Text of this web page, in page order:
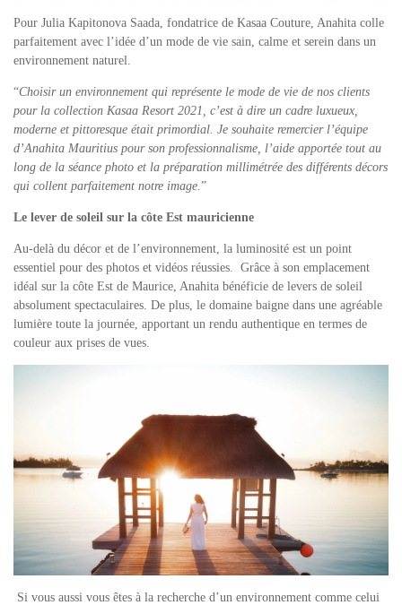
Pour Julia Kapitonova Saada, fondatrice de Kasaa Couture, Anahita colle
parfaitement avec l’idée d’un mode de vie sain, calme et serein dans un
environnement naturel.
“Choisir un environnement qui représente le mode de vie de nos clients
pour la collection Kasaa Resort 2021, c’est à dire un cadre luxueux,
moderne et pittoresque était primordial. Je souhaite remercier l’équipe
d’Anahita Mauritius pour son professionnalisme, l’aide apportée tout au
long de la séance photo et la préparation millimétrée des différents décors
qui collent parfaitement notre image. ”
Le lever de soleil sur la côte Est mauricienne
Au-delà du décor et de l’environnement, la luminosité est un point
essentiel pour des photos et vidéos réussies. Grâce à son emplacement
idéal sur la côte Est de Maurice, Anahita bénéficie de levers de soleil
absolument spectaculaires. De plus, le domaine baigne dans une agréable
lumière toute la journée, apportant un rendu authentique en termes de
couleur aux prises de vues.
Si vous aussi vous êtes à la recherche d’un environnement comme celui